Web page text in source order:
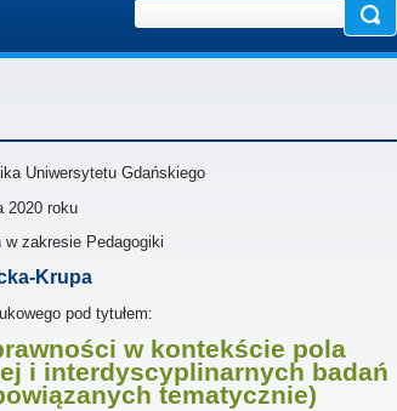
Uniwersytetu Gdańskiego
2020 roku
zakresie Pedagogiki
Krupa
pod tytułem:
w kontekście pola
i interdyscyplinarnych badań
tematycznie)